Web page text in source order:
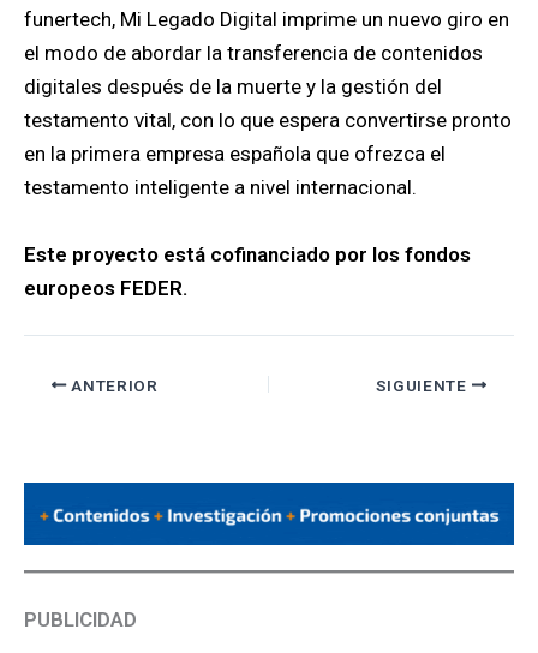
funertech, Mi Legado Digital imprime un nuevo giro en
el modo de abordar la transferencia de contenidos
digitales después de la muerte y la gestión del
testamento vital, con lo que espera convertirse pronto
en la primera empresa española que ofrezca el
testamento inteligente a nivel internacional.
Este proyecto está cofinanciado por los fondos
europeos FEDER.
ANTERIOR SIGUIENTE
PUBLICIDAD